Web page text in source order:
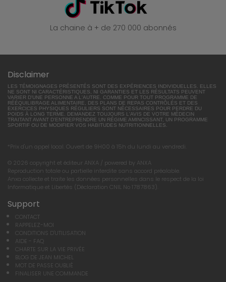
La chaine à + de 270 000 abonnés
Disclaimer
LES TÉMOIGNAGES PRÉSENTÉS SONT DES EXPÉRIENCES INDIVIDUELLES. ELLES
NE SONT NI CARACTÉRISTIQUES, NI GARANTIES ET LES RÉSULTATS PEUVENT
VARIER D'UNE PERSONNE A L'AUTRE. COMME POUR TOUT PROGRAMME DE
RÉÉQUILIBRAGE ALIMENTAIRE, DES PLANS DE REPAS CONTRÔLÉS ET DES
EXERCICES PHYSIQUES RÉGULIERS SONT NÉCESSAIRES POUR PERDRE DU
POIDS À LONG TERME. DEMANDEZ TOUJOURS L'AVIS DE VOTRE MÉDECIN
TRAITANT AVANT D'ENTREPRENDRE UN RÉGIME AMINCISSANT, UN PROGRAMME
SPORTIF OU DE MODIFIER VOS HABITUDES NUTRITIONNELLES.
*Prix d'un appel local. Ouvert de 9H00 à 15h du lundi au vendredi.
© 2026 copyright et éditeur ANXA / powered by ANXA
Reproduction totale ou partielle interdite sans accord préalable.
Anxa collecte et traite les données personnelles dans le respect de la loi
Informatique et Libertés (Déclaration CNIL No 1787863).
Support
CONTACT
RAPPELEZ-MOI
CONDITIONS D'UTILISATION
AIDE - FAQ
CHARTE SUR LA VIE PRIVÉE
BLOG DE JEAN MICHEL
MOT DE PASSE OUBLIÉ
FINALISER UNE COMMANDE